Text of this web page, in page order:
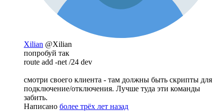
Xilian @Xilian
попробуй так
route add -net /24 dev
смотри своего клиента - там должны быть скрипты для
подключение/отключения. Лучше туда эти команды
забить.
Написано более трёх лет назад